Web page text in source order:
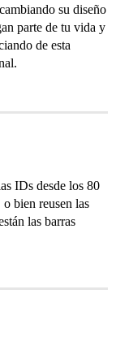
su diseño
parte de tu vida y
de esta
IDs desde los 80
bien reusen las
las barras